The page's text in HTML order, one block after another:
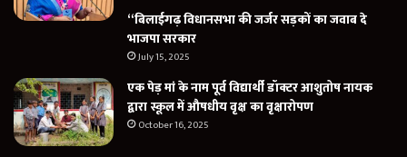
“बिलाईगढ़ विधानसभा की जर्जर सड़कों का जवाब दे
भाजपा सरकार
July 15, 2025
एक पेड़ मां के नाम पूर्व विद्यार्थी डॉक्टर आशुतोष नायक
द्वारा स्कूल में औषधीय वृक्ष का वृक्षारोपण
October 16, 2025